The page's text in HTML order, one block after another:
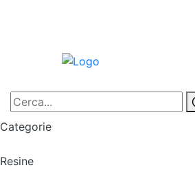
Categorie
Resine